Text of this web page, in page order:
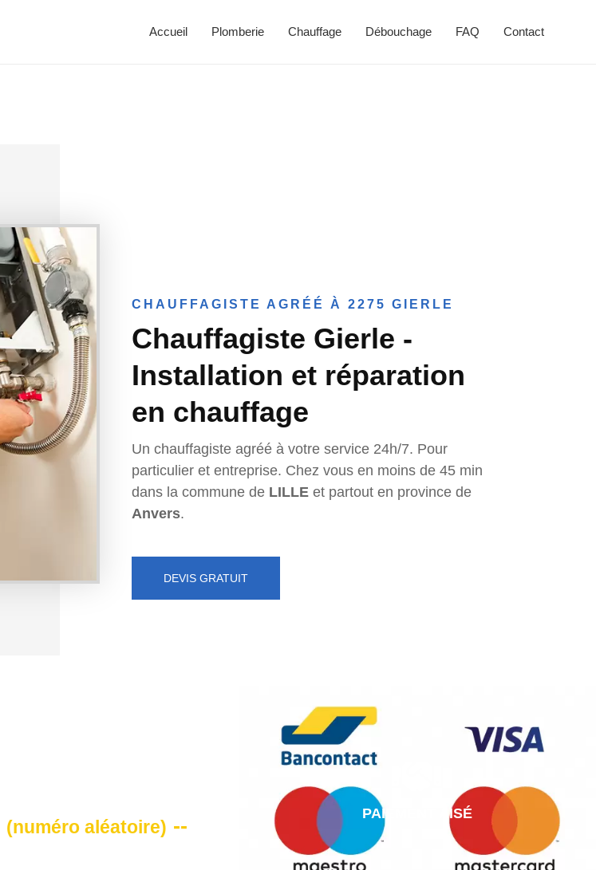
Accueil Plomberie Chauffage Débouchage FAQ Contact
CHAUFFAGISTE AGRÉÉ À 2275 GIERLE
Chauffagiste Gierle -
Installation et réparation
en chauffage
Un chauffagiste agréé à votre service 24h/7. Pour
particulier et entreprise. Chez vous en moins de 45 min
dans la commune de LILLE et partout en province de
Anvers.
DEVIS GRATUIT
(numéro aléatoire) --
PAIEMENT AISÉ